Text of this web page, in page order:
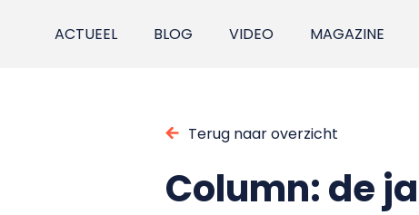
ACTUEEL BLOG VIDEO MAGAZINE
Terug naar overzicht
Column: de